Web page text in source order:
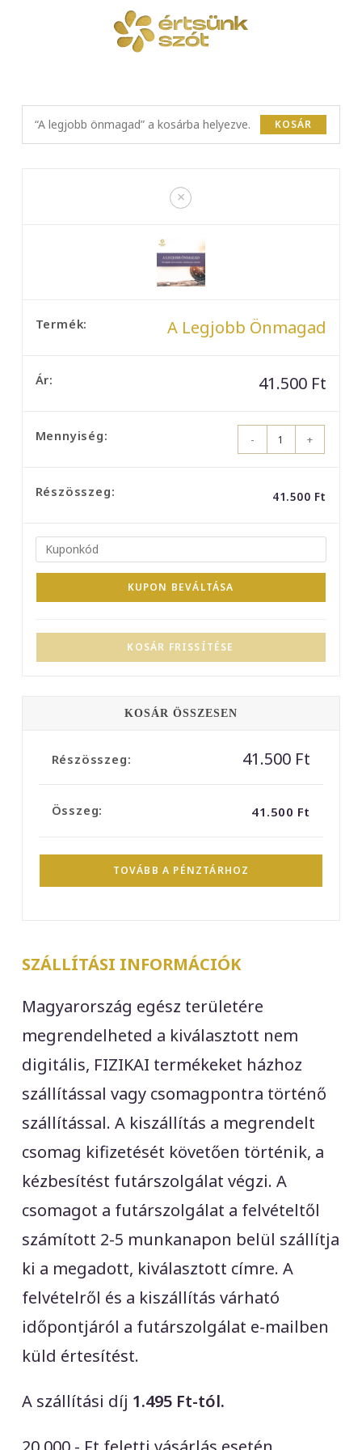
“A legjobb önmagad” a kosárba helyezve. KOSÁR
×
A Legjobb Önmagad
41.500 Ft
- +
41.500 Ft
KUPON BEVÁLTÁSA
KOSÁR FRISSÍTÉSE
KOSÁR ÖSSZESEN
41.500 Ft
41.500 Ft
TOVÁBB A PÉNZTÁRHOZ
SZÁLLÍTÁSI INFORMÁCIÓK
Magyarország egész területére
megrendelheted a kiválasztott nem
digitális, FIZIKAI termékeket házhoz
szállítással vagy csomagpontra történő
szállítással. A kiszállítás a megrendelt
csomag kifizetését követően történik, a
kézbesítést futárszolgálat végzi. A
csomagot a futárszolgálat a felvételtől
számított 2-5 munkanapon belül szállítja
ki a megadott, kiválasztott címre. A
felvételről és a kiszállítás várható
időpontjáról a futárszolgálat e-mailben
küld értesítést.
A szállítási díj 1.495 Ft-tól.